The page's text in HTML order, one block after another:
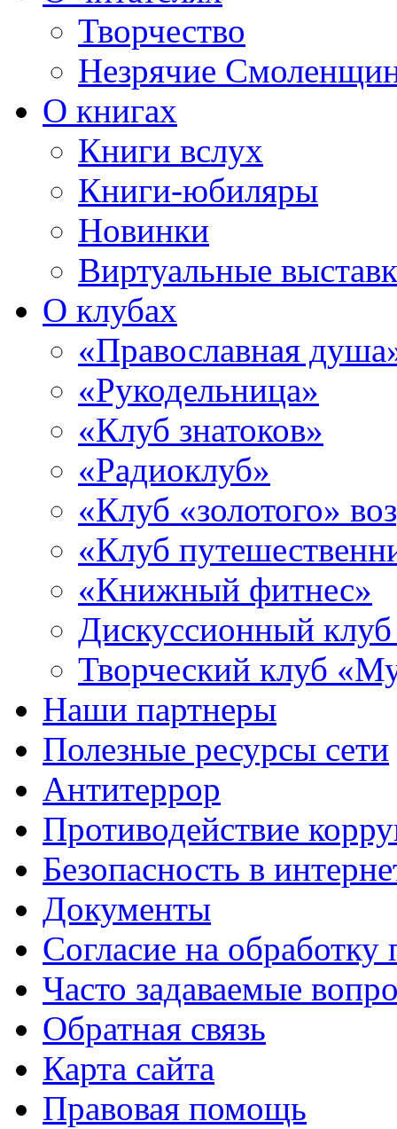
Творчество
Незрячие
О книгах
Книги вслух
Книги-юбиляры
Новинки
Виртуальные
О клубах
«Православная
«Рукодельница»
«Клуб знатоков»
«Радиоклуб»
«Клуб «золотого»
«Клуб
«Книжный фитнес»
Дискуссионный
Творческий клуб
Наши партнеры
Полезные ресурсы сети
Антитеррор
Противодействие
Безопасность в
Документы
Согласие на
Часто задаваемые
Обратная связь
Карта сайта
Правовая помощь